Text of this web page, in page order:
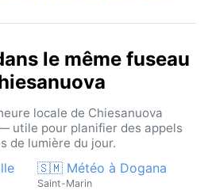
le même fuseau
locale de Chiesanuova
utile pour planifier des appels
de lumière du jour.
🇸🇲 Météo à Dogana
Saint-Marin